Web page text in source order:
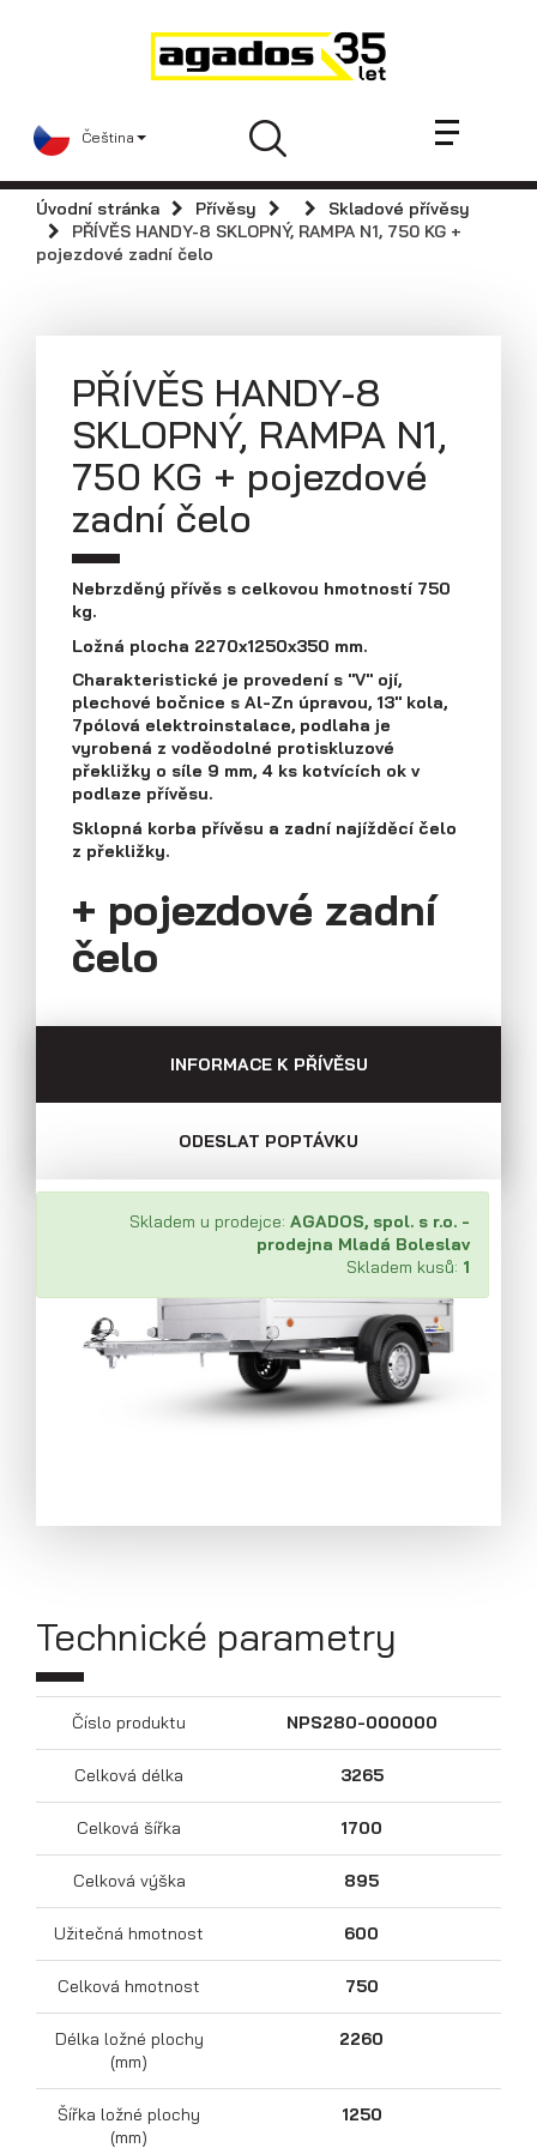
Čeština
Novinky a články
Prodejci
Kontakt
Videa
AGADOS
Skladové přívěsy
Praktické informace
Kariéra
Navštivte nás
Průmyslová 2081, 594 01 Velké Meziříčí
Tel: +420 566 653 311
Fax: +420 566 653 368
E-mail: obchod@agados.cz
Sledujte nás
AGA KIT
Přívěsy s koly vedle ložné plochy
Přívěsy s koly vedle ložné plochy
(překližkové a hliníkové bočnice)
Přepravníky motocyklů
Úvodní stránka Přívěsy
Skladové přívěsy
PŘÍVĚS HANDY-8 SKLOPNÝ, RAMPA N1, 750 KG +
pojezdové zadní čelo
PŘÍVĚS HANDY-8
SKLOPNÝ, RAMPA N1,
750 KG + pojezdové
zadní čelo
Nebrzděný přívěs s celkovou hmotností 750
kg.
Ložná plocha 2270x1250x350 mm.
Charakteristické je provedení s "V" ojí,
plechové bočnice s Al-Zn úpravou, 13" kola,
7pólová elektroinstalace, podlaha je
vyrobená z voděodolné protiskluzové
překližky o síle 9 mm, 4 ks kotvících ok v
podlaze přívěsu.
Sklopná korba přívěsu a zadní najížděcí čelo
z překližky.
+ pojezdové zadní
čelo
INFORMACE K PŘÍVĚSU
ODESLAT POPTÁVKU
Skladem u prodejce: AGADOS, spol. s r.o. -
prodejna Mladá Boleslav
Skladem kusů: 1
Technické parametry
Číslo produktu NPS280-000000
Celková délka 3265
Celková šířka 1700
Celková výška 895
Užitečná hmotnost 600
Celková hmotnost 750
Délka ložné plochy
(mm)
2260
Šířka ložné plochy
(mm)
1250